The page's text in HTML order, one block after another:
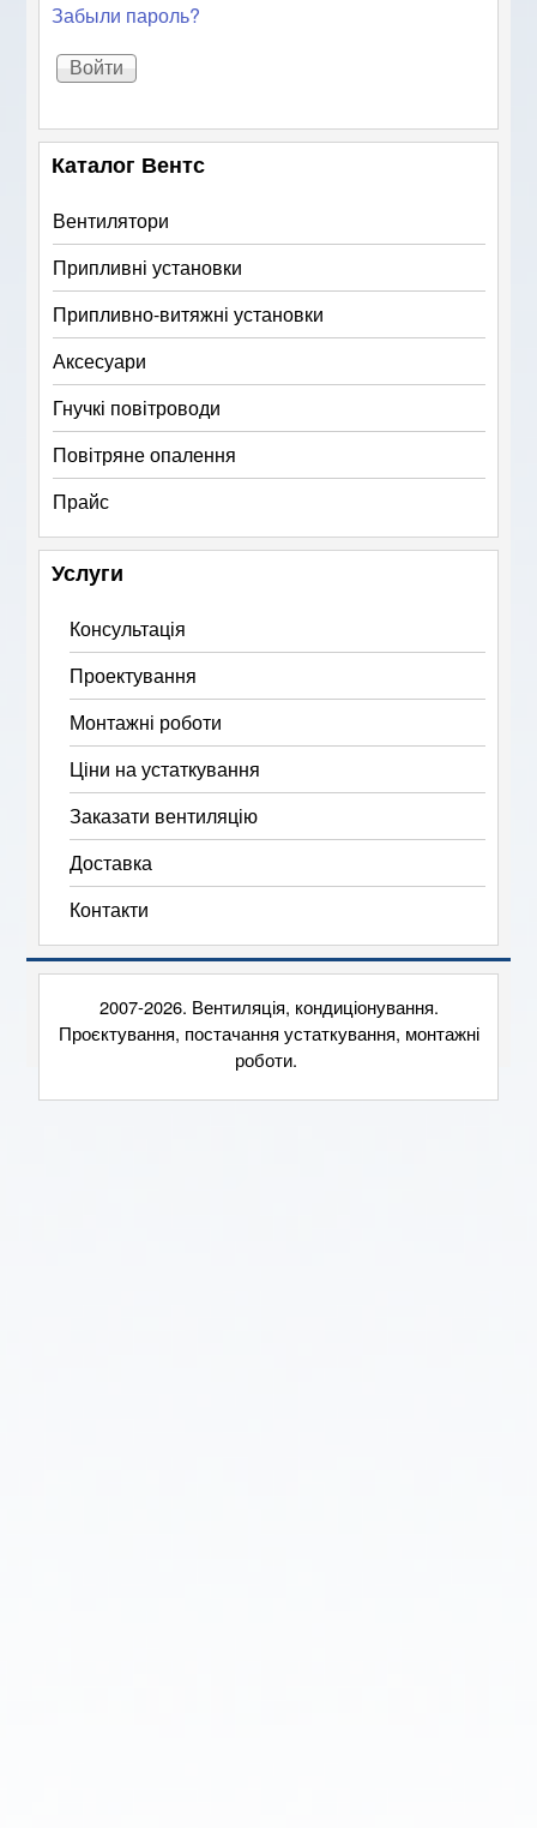
Забыли пароль?
Каталог Вентс
Вентилятори
Припливні установки
Припливно-витяжні установки
Аксесуари
Гнучкі повітроводи
Повітряне опалення
Прайс
Услуги
Консультація
Проектування
Монтажні роботи
Ціни на устаткування
Заказати вентиляцію
Доставка
Контакти
2007-2026. Вентиляція, кондиціонування.
Проєктування, постачання устаткування, монтажні
роботи.